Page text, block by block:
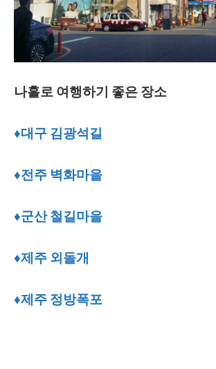
나홀로 여행하기 좋은 장소
♦대구 김광석길
♦전주 벽화마을
♦군산 철길마을
♦제주 외돌개
♦제주 정방폭포